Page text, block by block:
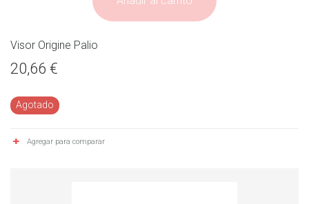
Visor Origine Palio
20,66 €
Agotado
Agregar para comparar